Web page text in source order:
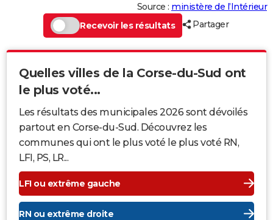
Source : ministère de l’Intérieur
Recevoir les résultats
Partager
Quelles villes de la Corse-du-Sud ont
le plus voté...
Les résultats des municipales 2026 sont dévoilés
partout en Corse-du-Sud. Découvrez les
communes qui ont le plus voté le plus voté RN,
LFI, PS, LR...
LFI ou extrême gauche
RN ou extrême droite